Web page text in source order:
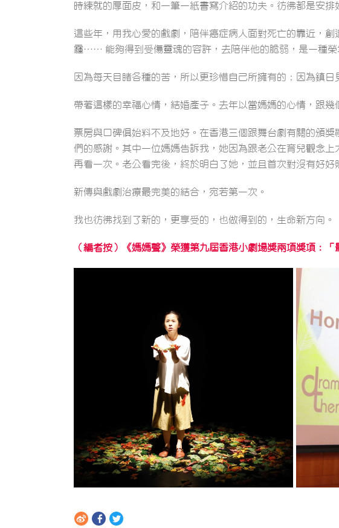
時練就的厚面皮，和一筆一紙書寫介紹的功夫。彷彿都是安排
這些年，用我心愛的戲劇，陪伴癌症病人面對死亡的靠近，
霾…… 能夠得到受傷靈魂的容許，去陪伴他的脆弱，是一種榮
因為每天目睹各種的苦，所以更珍惜自己所擁有的；因為鎮
帶著這樣的幸福心情，結婚產子。去年以當媽媽的心情，跟幾
票房與口碑俱始料不及地好。在香港三個跟舞台劇有關的頒
們的感謝。其中一位媽媽告訴我，她因為跟老公在育兒觀念
再看一次。老公看完後，終於明白了她，並且首次對沒有好好
新傳與戲劇治療最完美的結合，宛若第一次。
我也彷彿找到了新的，更享受的，也做得到的，生命新方向。
（編者按）《媽媽聲》榮獲第九屆香港小劇場獎兩項獎項：